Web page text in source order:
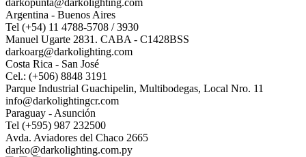
darkopunta@darkolighting.com
Argentina - Buenos Aires
Tel (+54) 11 4788-5708 / 3930
Manuel Ugarte 2831. CABA - C1428BSS
darkoarg@darkolighting.com
Costa Rica - San José
Cel.: (+506) 8848 3191
Parque Industrial Guachipelin, Multibodegas, Local Nro. 11
info@darkolightingcr.com
Paraguay - Asunción
Tel (+595) 987 232500
Avda. Aviadores del Chaco 2665
darko@darkolighting.com.py